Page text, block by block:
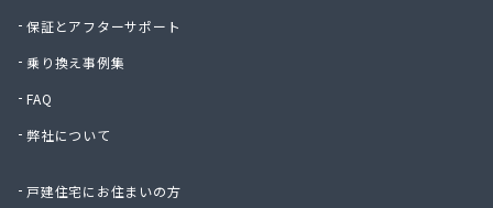
株式会社柳屋
株式会社鈴木屋
関口商店
関東エア・ウォーター株式会社 府中営業所
丸松燃料店
保証とアフターサポート
乗り換え事例集
FAQ
弊社について
戸建住宅にお住まいの方